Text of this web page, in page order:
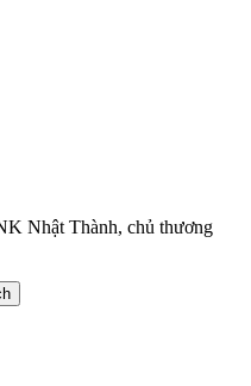
Nhật Thành, chủ thương